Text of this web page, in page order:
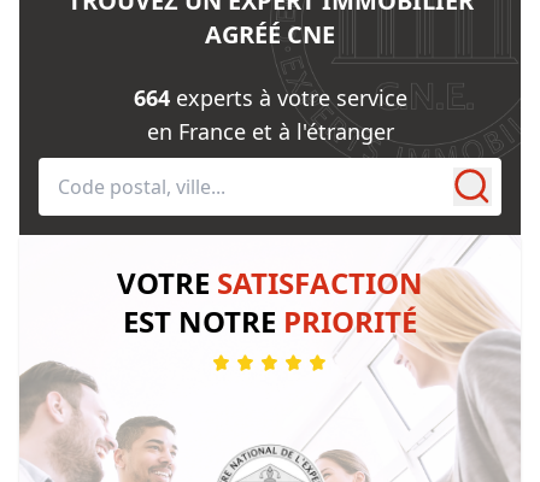
AGRÉÉ CNE
664experts à votre service
en France et à l'étranger
VOTRE SATISFACTION
EST NOTRE PRIORITÉ